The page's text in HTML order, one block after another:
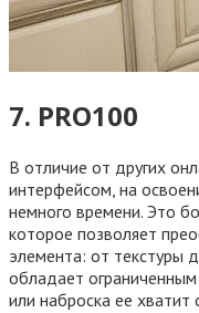
7. PRO100
В отличие от других
интерфейсом, на
немного времени. Это
которое позволяет
элемента: от текстуры
обладает
или наброска ее хватит